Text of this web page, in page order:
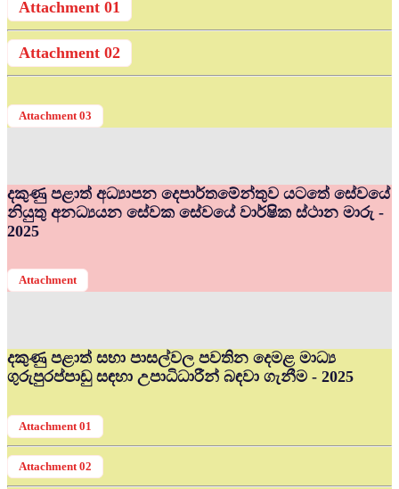
Attachment 01
Attachment 02
Attachment 03
දකුණු පළාත් අධ්‍යාපන දෙපාර්තමේන්තුව යටතේ සේවයේ
නියුතු අනධ්‍යයන සේවක සේවයේ වාර්ෂික ස්ථාන මාරු -
2025
Attachment
දකුණු පළාත් සභා පාසල්වල පවතින දෙමළ මාධ්‍ය
ගුරුපුරප්පාඩු සඳහා උපාධිධාරීන් බඳවා ගැනීම - 2025
Attachment 01
Attachment 02